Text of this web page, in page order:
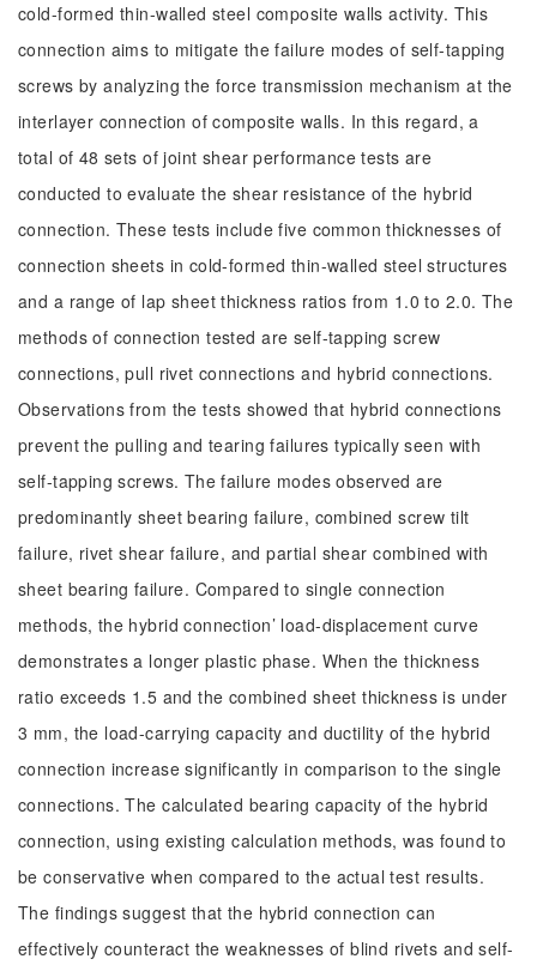
cold-formed thin-walled steel composite walls activity. This
connection aims to mitigate the failure modes of self-tapping
screws by analyzing the force transmission mechanism at the
interlayer connection of composite walls. In this regard, a
total of 48 sets of joint shear performance tests are
conducted to evaluate the shear resistance of the hybrid
connection. These tests include five common thicknesses of
connection sheets in cold-formed thin-walled steel structures
and a range of lap sheet thickness ratios from 1.0 to 2.0. The
methods of connection tested are self-tapping screw
connections, pull rivet connections and hybrid connections.
Observations from the tests showed that hybrid connections
prevent the pulling and tearing failures typically seen with
self-tapping screws. The failure modes observed are
predominantly sheet bearing failure, combined screw tilt
failure, rivet shear failure, and partial shear combined with
sheet bearing failure. Compared to single connection
methods, the hybrid connection’ load-displacement curve
demonstrates a longer plastic phase. When the thickness
ratio exceeds 1.5 and the combined sheet thickness is under
3 mm, the load-carrying capacity and ductility of the hybrid
connection increase significantly in comparison to the single
connections. The calculated bearing capacity of the hybrid
connection, using existing calculation methods, was found to
be conservative when compared to the actual test results.
The findings suggest that the hybrid connection can
effectively counteract the weaknesses of blind rivets and self-